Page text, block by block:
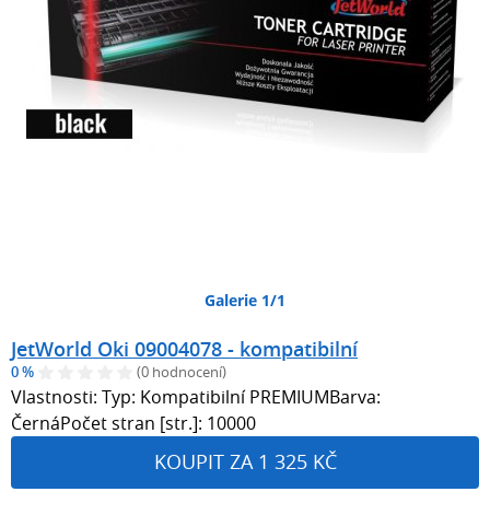
Galerie 1/1
JetWorld Oki 09004078 - kompatibilní
0 % (0 hodnocení)
Vlastnosti: Typ: Kompatibilní PREMIUMBarva:
ČernáPočet stran [str.]: 10000
KOUPIT ZA 1 325 KČ